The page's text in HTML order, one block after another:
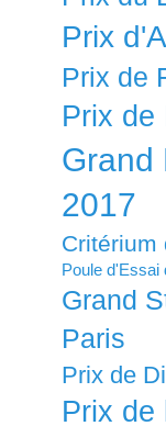
Prix
Prix de
Prix
Grand National du Trot
2017
Poule
Grand Steeple-Chase de
Paris
Prix de
Prix